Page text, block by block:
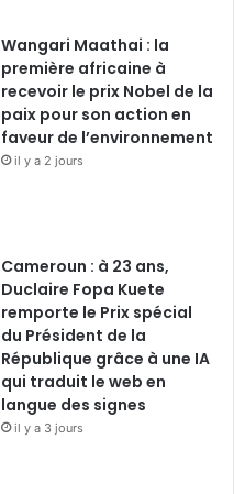
Wangari Maathai : la
première africaine à
recevoir le prix Nobel de la
paix pour son action en
faveur de l’environnement
il y a 2 jours
Cameroun : à 23 ans,
Duclaire Fopa Kuete
remporte le Prix spécial
du Président de la
République grâce à une IA
qui traduit le web en
langue des signes
il y a 3 jours